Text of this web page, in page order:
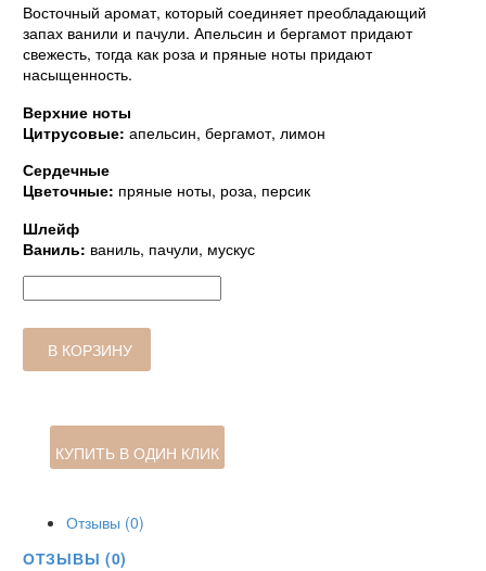
Восточный аромат, который соединяет преобладающий
запах ванили и пачули. Апельсин и бергамот придают
свежесть, тогда как роза и пряные ноты придают
насыщенность.
Верхние ноты
Цитрусовые: апельсин, бергамот, лимон
Сердечные
Цветочные: пряные ноты, роза, персик
Шлейф
Ваниль: ваниль, пачули, мускус
товара
Запасной
парфюм
Vaniglia
200ml
В КОРЗИНУ
КУПИТЬ В ОДИН КЛИК
Отзывы (0)
ОТЗЫВЫ (0)